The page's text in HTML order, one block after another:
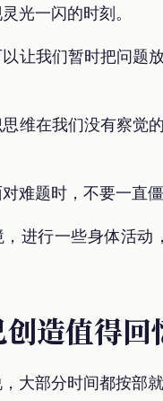
光一闪的时刻。
让我们暂时把问题
维在我们没有察觉
难题时，不要一直
进行一些身体活动
造值得回
大部分时间都按部